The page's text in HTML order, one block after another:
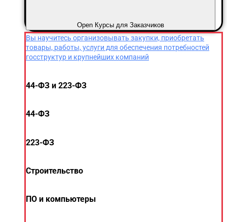
Open Курсы для Заказчиков
Вы научитесь организовывать закупки, приобретать
товары, работы, услуги для обеспечения потребностей
госструктур и крупнейших компаний
44-ФЗ и 223-ФЗ
44-ФЗ
223-ФЗ
Строительство
ПО и компьютеры